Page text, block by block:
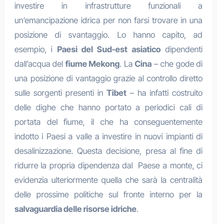
investire in infrastrutture funzionali a
un’emancipazione idrica per non farsi trovare in una
posizione di svantaggio. Lo hanno capito, ad
esempio, i Paesi del Sud-est asiaticodipendenti
dall’acqua del fiume Mekong. LaCina – che gode di
una posizione di vantaggio grazie al controllo diretto
sulle sorgenti presenti in Tibet – ha infatti costruito
delle dighe che hanno portato a periodici cali di
portata del fiume, il che ha conseguentemente
indotto i Paesi a valle a investire in nuovi impianti di
desalinizzazione. Questa decisione, presa al fine di
ridurre la propria dipendenza dal Paese a monte, ci
evidenzia ulteriormente quella che sarà la centralità
delle prossime politiche sul fronte interno per la
salvaguardia delle risorse idriche.